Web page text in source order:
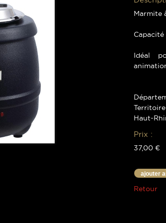
Marmite
Idéal
Haut-
Prix :
37,00 €
ajouter
Retour